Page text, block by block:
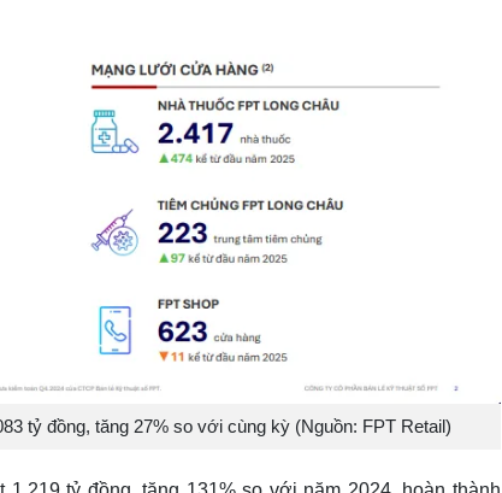
tỷ đồng, tăng 27% so với cùng kỳ (Nguồn: FPT Retail)